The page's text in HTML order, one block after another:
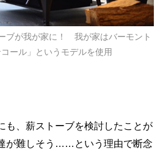
ブが我が家に！ 我が家はバーモント
ール」というモデルを使用
も、薪ストーブを検討したことが
が難しそう……という理由で断念